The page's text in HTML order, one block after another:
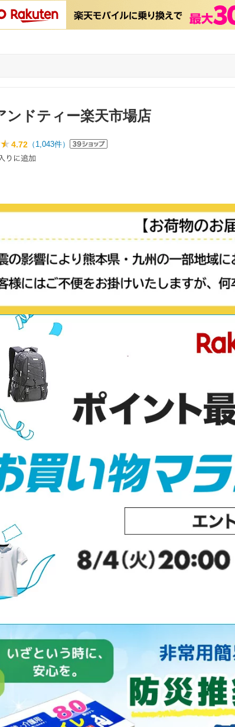
ンドティー楽天市場店
4.72 （ 1,043件）